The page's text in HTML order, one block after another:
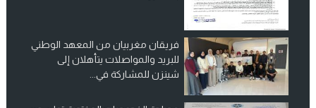
فريقان مغربيان من المعهد الوطني
للبريد والمواصلات يتأهلان إلى
شينزن للمشاركة في...